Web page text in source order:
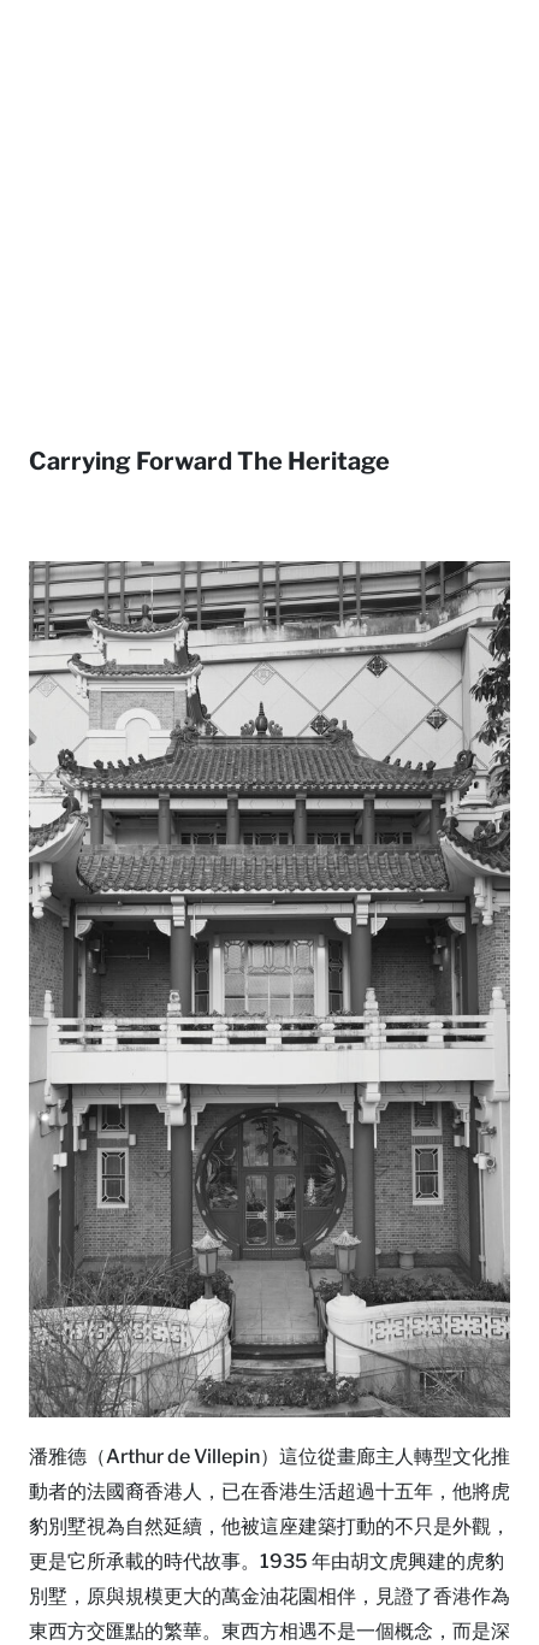
Carrying Forward The Heritage
潘雅德（Arthur de Villepin）這位從畫廊主人轉型文化推
動者的法國裔香港人，已在香港生活超過十五年，他將虎
豹別墅視為自然延續，他被這座建築打動的不只是外觀，
更是它所承載的時代故事。1935 年由胡文虎興建的虎豹
別墅，原與規模更大的萬金油花園相伴，見證了香港作為
東西方交匯點的繁華。東西方相遇不是一個概念，而是深